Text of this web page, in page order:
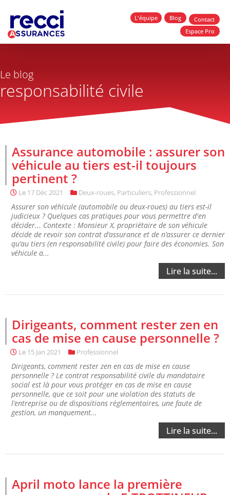
L'équipe Blog
Contact
Espace Pro
Le blog
responsabilité civile
Assurance automobile : assurer son
véhicule au tiers est-il toujours
pertinent ?
Le 17 Déc 2021 Deux-roues, Particuliers, Professionnel
Assurer son véhicule (automobile ou deux-roues) au tiers est-il
judicieux ? Quelques cas pratiques pour vous permettre d'en
décider... Contexte : Monsieur X, propriétaire de son véhicule
décide de revoir son contrat d’assurance et de n’assurer ce dernier
qu’au tiers (en responsabilité civile) pour faire des économies. Son
véhicule a...
Lire la suite...
Dirigeants, comment rester zen en
cas de mise en cause personnelle ?
Le 15 Jan 2021 Professionnel
Dirigeants, comment rester zen en cas de mise en cause
personnelle ? Le contrat responsabilité civile du mandataire
social est là pour vous protéger en cas de mise en cause
personnelle, que ce soit pour une violation des statuts de
l’entreprise ou de dispositions règlementaires, une faute de
gestion, un manquement...
Lire la suite...
April moto lance la première